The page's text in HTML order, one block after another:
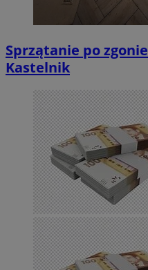
Sprzątanie po
Kastelnik